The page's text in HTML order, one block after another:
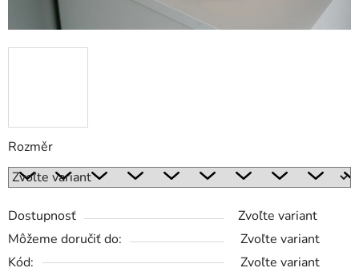
Rozměr
Dostupnosť
Zvoľte variant
Môžeme doručiť do:
Zvoľte variant
Kód:
Zvoľte variant